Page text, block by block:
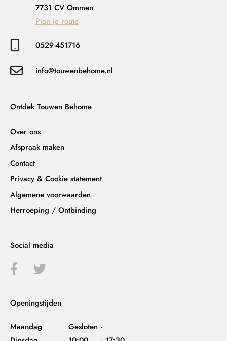
7731 CV Ommen
Plan je route
0529-451716
info@touwenbehome.nl
Ontdek Touwen Behome
Over ons
Afspraak maken
Contact
Privacy & Cookie statement
Algemene voorwaarden
Herroeping / Ontbinding
Social media
Openingstijden
Maandag Gesloten -